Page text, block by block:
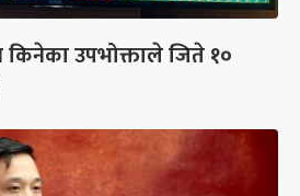
उपभोक्ताले जिते १०